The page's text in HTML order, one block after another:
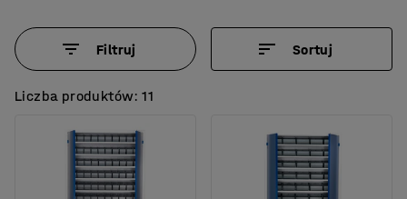
Filtruj Sortuj
Liczba produktów: 11